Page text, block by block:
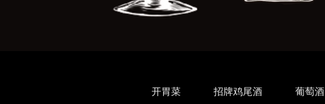
开胃菜 招牌鸡尾酒 葡萄酒